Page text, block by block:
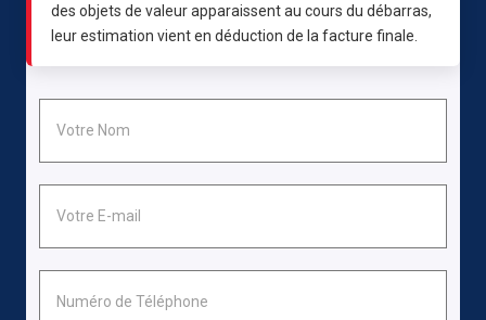
des objets de valeur apparaissent au cours du débarras,
leur estimation vient en déduction de la facture finale.